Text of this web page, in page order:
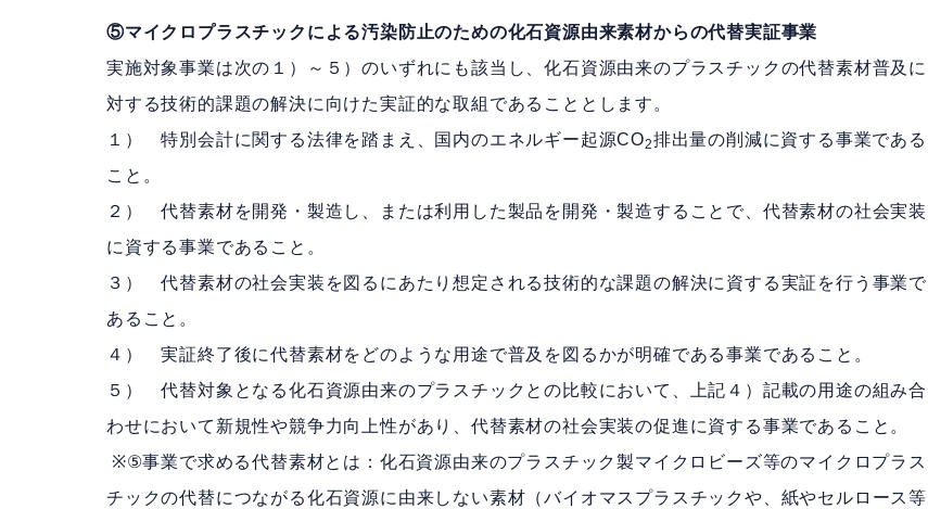
⑤マイクロプラスチックによる汚染防止のための化石資源由来素材からの代替実証事業
実施対象事業は次の１）～５）のいずれにも該当し、化石資源由来のプラスチックの代替素材普及に
対する技術的課題の解決に向けた実証的な取組であることとします。
１） 特別会計に関する法律を踏まえ、国内のエネルギー起源CO2排出量の削減に資する事業である
こと。
２） 代替素材を開発・製造し、または利用した製品を開発・製造することで、代替素材の社会実装
に資する事業であること。
３） 代替素材の社会実装を図るにあたり想定される技術的な課題の解決に資する実証を行う事業で
あること。
４） 実証終了後に代替素材をどのような用途で普及を図るかが明確である事業であること。
５） 代替対象となる化石資源由来のプラスチックとの比較において、上記４）記載の用途の組み合
わせにおいて新規性や競争力向上性があり、代替素材の社会実装の促進に資する事業であること。
※⑤事業で求める代替素材とは：化石資源由来のプラスチック製マイクロビーズ等のマイクロプラス
チックの代替につながる化石資源に由来しない素材（バイオマスプラスチックや、紙やセルロース等